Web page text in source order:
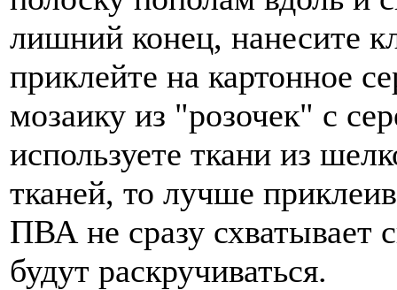
лишний конец, нанесите
приклейте на картонное
мозаику из "розочек" с
используете ткани из
тканей, то лучше
ПВА не сразу схватывает
будут раскручиваться.